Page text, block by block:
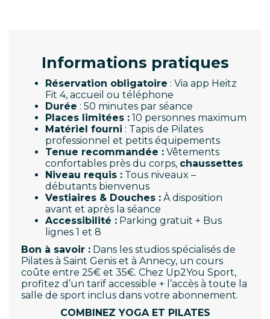
Informations pratiques
Réservation obligatoire : Via app Heitz
Fit 4, accueil ou téléphone
Durée : 50 minutes par séance
Places limitées : 10 personnes maximum
Matériel fourni : Tapis de Pilates
professionnel et petits équipements
Tenue recommandée : Vêtements
confortables près du corps, chaussettes
Niveau requis : Tous niveaux –
débutants bienvenus
Vestiaires & Douches : À disposition
avant et après la séance
Accessibilité : Parking gratuit + Bus
lignes 1 et 8
Bon à savoir : Dans les studios spécialisés de
Pilates à Saint Genis et à Annecy, un cours
coûte entre 25€ et 35€. Chez Up2You Sport,
profitez d’un tarif accessible + l’accès à toute la
salle de sport inclus dans votre abonnement.
COMBINEZ YOGA ET PILATES